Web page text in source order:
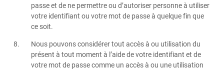
passe et de ne permettre ou d’autoriser personne à utiliser
votre identifiant ou votre mot de passe à quelque fin que
ce soit.
Nous pouvons considérer tout accès à ou utilisation du
présent à tout moment à l’aide de votre identifiant et de
votre mot de passe comme un accès à ou une utilisation